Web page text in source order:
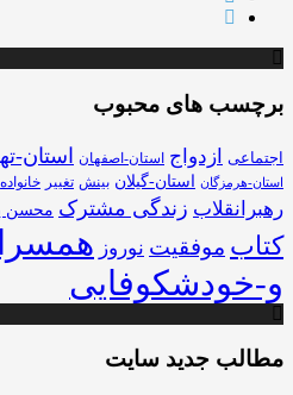
برچسب های محبوب
اجتماعی ازدواج استان-اصفهان استان-
استان-هرمزگان استان-گیلان بینش تغییر خانواده
رهبرانقلاب زندگی مشترک محسن
کتاب موفقیت نوروز
و-خودشکوفایی
مطالب جدید سایت